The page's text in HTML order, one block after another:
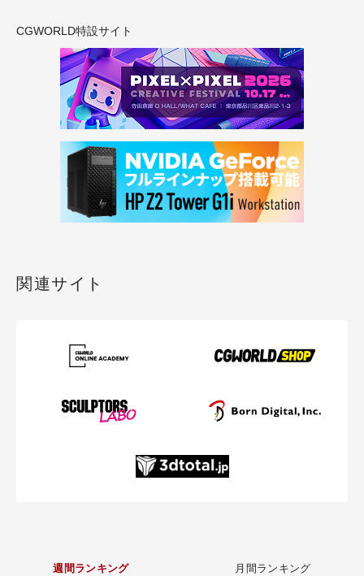
CGWORLD特設サイト
関連サイト
週間ランキング 月間ランキング